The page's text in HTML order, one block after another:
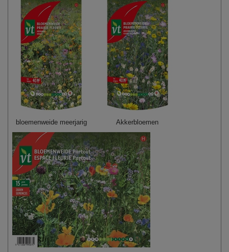
bloemenweide meerjarig Akkerbloemen